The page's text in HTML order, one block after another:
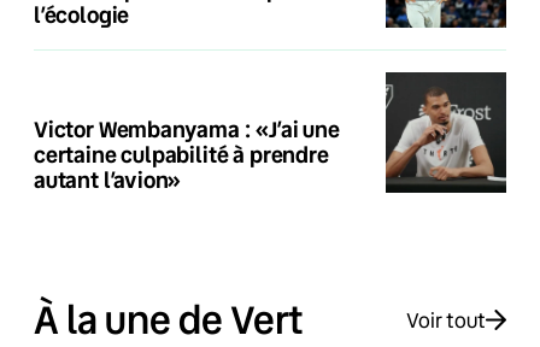
l’écologie
Victor Wembanyama : «J’ai une
certaine culpabilité à prendre
autant l’avion»
À la une de Vert Voir tout